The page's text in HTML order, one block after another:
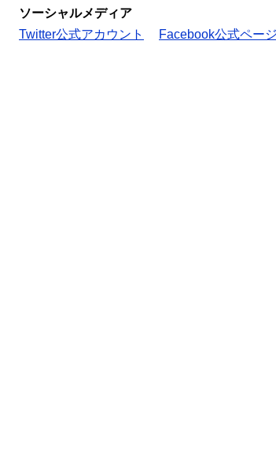
ソーシャルメディア
Twitter公式アカウント
Facebook公式ページ